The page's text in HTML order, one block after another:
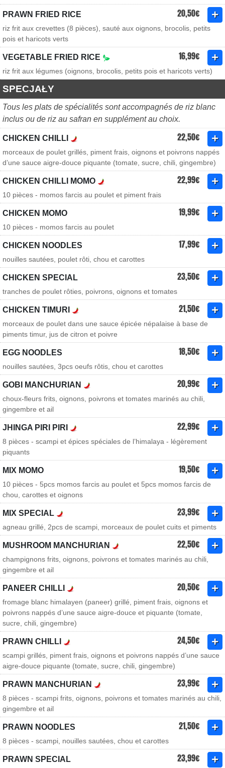
PRAWN FRIED RICE 20,50€
riz frit aux crevettes (8 pièces), sauté aux oignons, brocolis, petits
pois et haricots verts
VEGETABLE FRIED RICE 16,99€
riz frit aux légumes (oignons, brocolis, petits pois et haricots verts)
SPECJAŁY
Tous les plats de spécialités sont accompagnés de riz blanc
inclus ou de riz au safran en supplément au choix.
CHICKEN CHILLI 22,50€
morceaux de poulet grillés, piment frais, oignons et poivrons nappés
d’une sauce aigre-douce piquante (tomate, sucre, chili, gingembre)
CHICKEN CHILLI MOMO 22,99€
10 pièces - momos farcis au poulet et piment frais
CHICKEN MOMO 19,99€
10 pièces - momos farcis au poulet
CHICKEN NOODLES 17,99€
nouilles sautées, poulet rôti, chou et carottes
CHICKEN SPECIAL 23,50€
tranches de poulet rôties, poivrons, oignons et tomates
CHICKEN TIMURI 21,50€
morceaux de poulet dans une sauce épicée népalaise à base de
piments timur, jus de citron et poivre
EGG NOODLES 18,50€
nouilles sautées, 3pcs oeufs rôtis, chou et carottes
GOBI MANCHURIAN 20,99€
choux-fleurs frits, oignons, poivrons et tomates marinés au chili,
gingembre et ail
JHINGA PIRI PIRI 22,99€
8 pièces - scampi et épices spéciales de l’himalaya - légèrement
piquants
MIX MOMO 19,50€
10 pièces - 5pcs momos farcis au poulet et 5pcs momos farcis de
chou, carottes et oignons
MIX SPECIAL 23,99€
agneau grillé, 2pcs de scampi, morceaux de poulet cuits et piments
MUSHROOM MANCHURIAN 22,50€
champignons frits, oignons, poivrons et tomates marinés au chili,
gingembre et ail
PANEER CHILLI 20,50€
fromage blanc himalayen (paneer) grillé, piment frais, oignons et
poivrons nappés d’une sauce aigre-douce et piquante (tomate,
sucre, chili, gingembre)
PRAWN CHILLI 24,50€
scampi grillés, piment frais, oignons et poivrons nappés d’une sauce
aigre-douce piquante (tomate, sucre, chili, gingembre)
PRAWN MANCHURIAN 23,99€
8 pièces - scampi frits, oignons, poivrons et tomates marinés au chili,
gingembre et ail
PRAWN NOODLES 21,50€
8 pièces - scampi, nouilles sautées, chou et carottes
PRAWN SPECIAL 23,99€